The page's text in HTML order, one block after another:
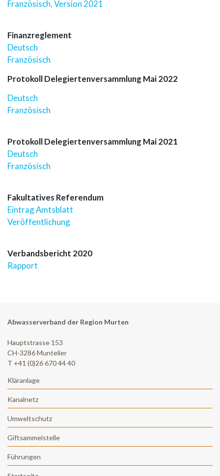
Französisch, Version 2021
Finanzreglement
Deutsch
Französisch
Protokoll Delegiertenversammlung Mai 2022
Deutsch
Französisch
Protokoll Delegiertenversammlung Mai 2021
Deutsch
Französisch
Fakultatives Referendum
Eintrag Amtsblatt
Veröffentlichung
Verbandsbericht 2020
Rapport
Abwasserverband der Region Murten
Hauptstrasse 153
CH-3286 Muntelier
T +41 (0)26 670 44 40
Kläranlage
Kanalnetz
Umweltschutz
Giftsammelstelle
Führungen